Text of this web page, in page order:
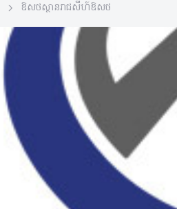
ឱសថស្ថានរាជសីហ៍ឱសថ